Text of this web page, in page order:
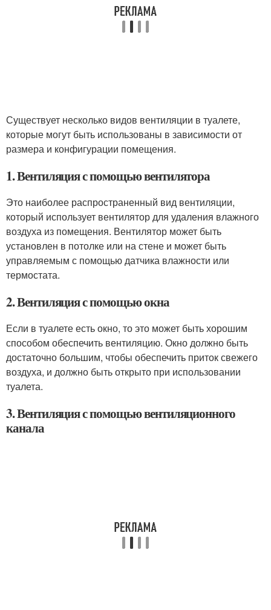
Существует несколько видов вентиляции в туалете,
которые могут быть использованы в зависимости от
размера и конфигурации помещения.
1. Вентиляция с помощью вентилятора
Это наиболее распространенный вид вентиляции,
который использует вентилятор для удаления влажного
воздуха из помещения. Вентилятор может быть
установлен в потолке или на стене и может быть
управляемым с помощью датчика влажности или
термостата.
2. Вентиляция с помощью окна
Если в туалете есть окно, то это может быть хорошим
способом обеспечить вентиляцию. Окно должно быть
достаточно большим, чтобы обеспечить приток свежего
воздуха, и должно быть открыто при использовании
туалета.
3. Вентиляция с помощью вентиляционного
канала